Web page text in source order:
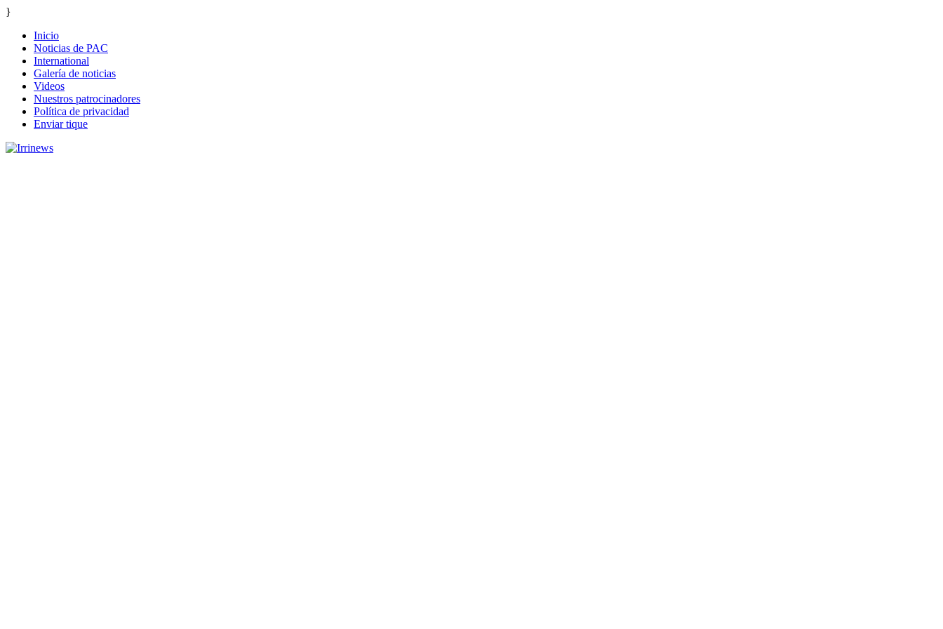
}
Inicio
Noticias de PAC
International
Galería de noticias
Videos
Nuestros patrocinadores
Política de privacidad
Enviar tique